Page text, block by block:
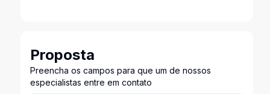
Proposta
Preencha os campos para que um de nossos
especialistas entre em contato